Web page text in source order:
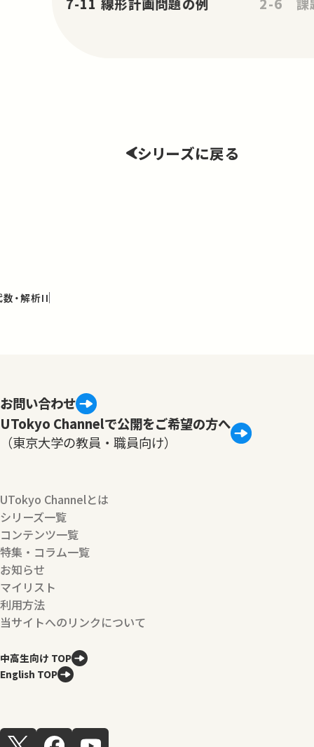
シリーズに戻る
・解析II
お問い合わせ
UTokyo Channelで公開をご希望の方へ
（東京大学の教員・職員向け）
UTokyo Channelとは
シリーズ一覧
コンテンツ一覧
特集・コラム一覧
お知らせ
マイリスト
利用方法
当サイトへのリンクについて
中高生向け TOP
English TOP